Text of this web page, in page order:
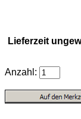
Lieferzeit
Anzahl: